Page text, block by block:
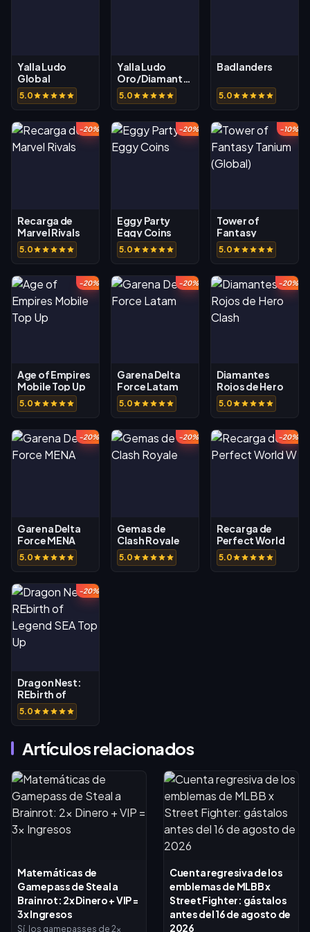
Yalla Ludo
Global
5.0
Yalla Ludo
Oro/Diamantes
5.0
Badlanders
5.0
-20%
Recarga de
Marvel Rivals
5.0
-20%
Eggy Party
Eggy Coins
5.0
-10%
Tower of
Fantasy
Tanium (Global)
5.0
-20%
Age of Empires
Mobile Top Up
5.0
-20%
Garena Delta
Force Latam
5.0
-20%
Diamantes
Rojos de Hero
Clash
5.0
-20%
Garena Delta
Force MENA
5.0
-20%
Gemas de
Clash Royale
5.0
-20%
Recarga de
Perfect World
W
5.0
-20%
Dragon Nest:
REbirth of
Legend SEA
Top Up
5.0
Artículos relacionados
Matemáticas de
Gamepass de Steal a
Brainrot: 2x Dinero + VIP =
3x Ingresos
Sí, los gamepasses de 2x
Cuenta regresiva de los
emblemas de MLBB x
Street Fighter: gástalos
antes del 16 de agosto de
2026